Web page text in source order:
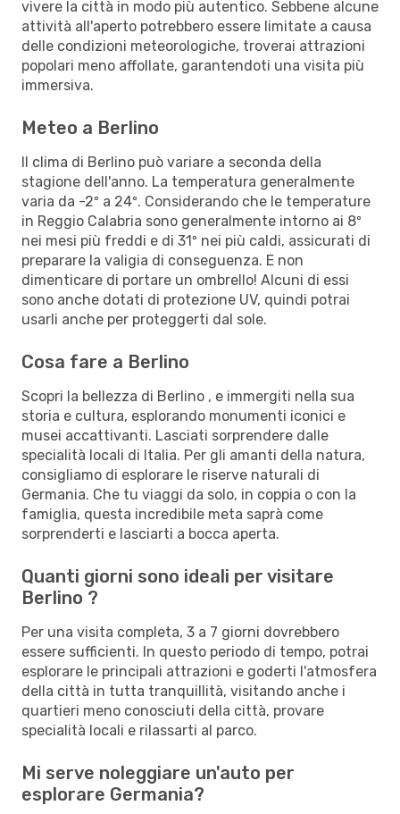
vivere la città in modo più autentico. Sebbene alcune
attività all'aperto potrebbero essere limitate a causa
delle condizioni meteorologiche, troverai attrazioni
popolari meno affollate, garantendoti una visita più
immersiva.
Meteo a Berlino
Il clima di Berlino può variare a seconda della
stagione dell'anno. La temperatura generalmente
varia da -2º a 24º. Considerando che le temperature
in Reggio Calabria sono generalmente intorno ai 8º
nei mesi più freddi e di 31º nei più caldi, assicurati di
preparare la valigia di conseguenza. E non
dimenticare di portare un ombrello! Alcuni di essi
sono anche dotati di protezione UV, quindi potrai
usarli anche per proteggerti dal sole.
Cosa fare a Berlino
Scopri la bellezza di Berlino , e immergiti nella sua
storia e cultura, esplorando monumenti iconici e
musei accattivanti. Lasciati sorprendere dalle
specialità locali di Italia. Per gli amanti della natura,
consigliamo di esplorare le riserve naturali di
Germania. Che tu viaggi da solo, in coppia o con la
famiglia, questa incredibile meta saprà come
sorprenderti e lasciarti a bocca aperta.
Quanti giorni sono ideali per visitare
Berlino ?
Per una visita completa, 3 a 7 giorni dovrebbero
essere sufficienti. In questo periodo di tempo, potrai
esplorare le principali attrazioni e goderti l'atmosfera
della città in tutta tranquillità, visitando anche i
quartieri meno conosciuti della città, provare
specialità locali e rilassarti al parco.
Mi serve noleggiare un'auto per
esplorare Germania?